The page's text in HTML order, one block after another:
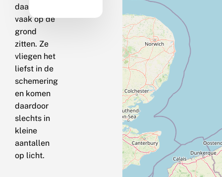
daarna
vaak op de
grond
zitten. Ze
vliegen het
liefst in de
schemering
en komen
daardoor
slechts in
kleine
aantallen
op licht.